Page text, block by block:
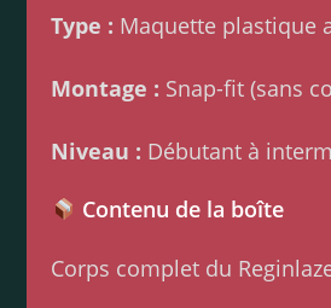
Type : Maquette plastique
Montage : Snap-fit (sans
Niveau : Débutant à
Contenu de la boîte
Corps complet du